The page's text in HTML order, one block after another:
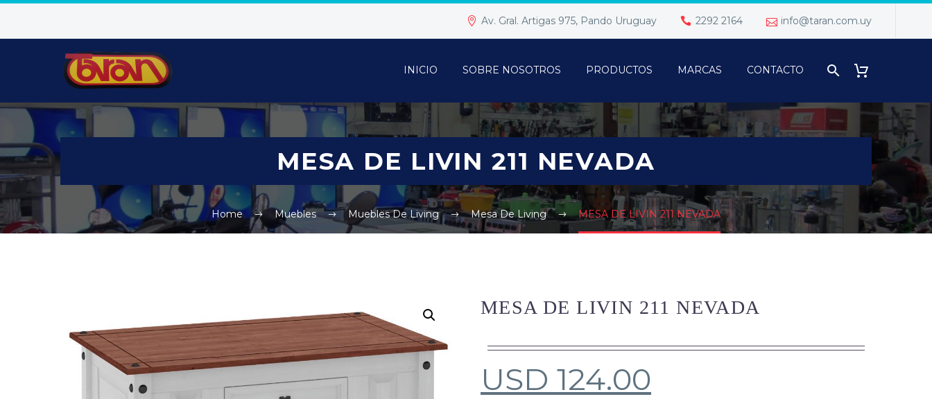
Av. Gral. Artigas 975, Pando Uruguay 2292 2164 info@taran.com.uy
INICIO SOBRE NOSOTROS PRODUCTOS MARCAS CONTACTO
MESA DE LIVIN 211 NEVADA
Home Muebles Muebles De Living Mesa De Living MESA DE LIVIN 211 NEVADA
MESA DE LIVIN 211 NEVADA
USD 124.00